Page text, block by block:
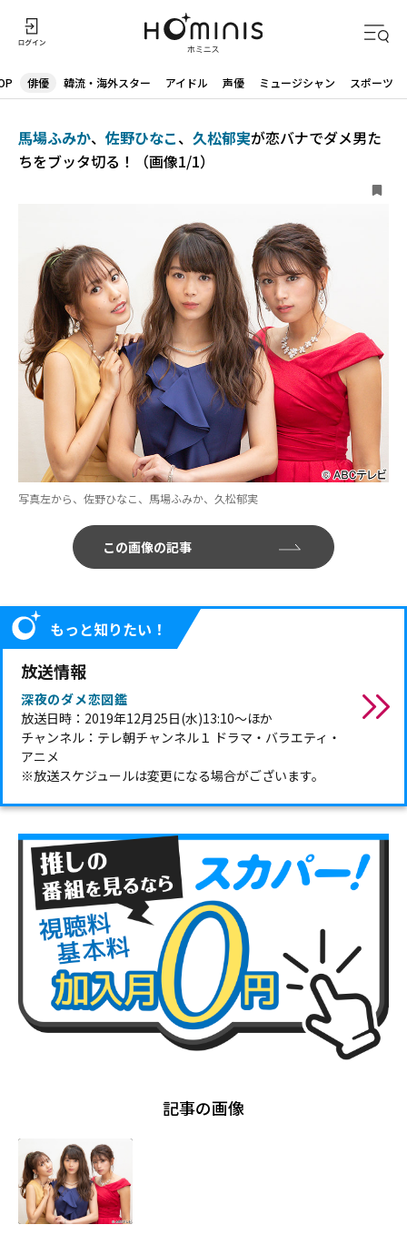
俳優 韓流・海外スター アイドル 声優 ミュージシャン スポーツ
馬場ふみか、 佐野ひなこ、 久松郁実が恋バナでダメ男た
ちをブッタ切る！（画像1/1）
写真左から、佐野ひなこ、馬場ふみか、久松郁実
この画像の記事
もっと知りたい！
放送情報
深夜のダメ恋図鑑
放送日時：2019年12月25日(水)13:10～ほか
チャンネル：テレ朝チャンネル１ ドラマ・バラエティ・
アニメ
※放送スケジュールは変更になる場合がございます。
記事の画像